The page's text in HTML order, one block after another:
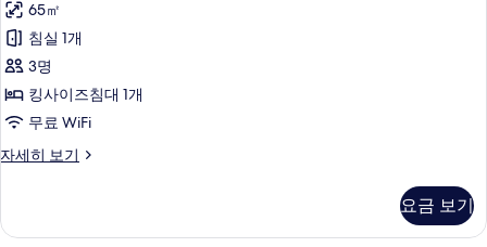
Extra
Bed)
사
진
모
두
65㎡
침실 1개
3명
킹사이즈침대 1개
무료 WiFi
자세히 보기
Grand
Bed)
요금 보기